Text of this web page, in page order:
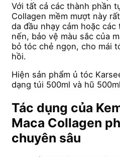
Với tất cả các thành phần
Collagen mềm mượt này
da đầu nhạy cảm hoặc
nến, bảo vệ màu sắc của
bỏ tóc chẻ ngọn, cho mái
hồi.
Hiện sản phẩm ủ tóc
dạng túi 500ml và hũ
Tác dụng của
Maca Collagen
chuyên sâu